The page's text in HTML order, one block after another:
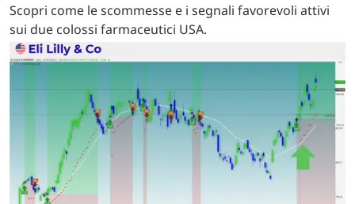
Scopri come le scommesse e i segnali favorevoli attivi
sui due colossi farmaceutici USA.